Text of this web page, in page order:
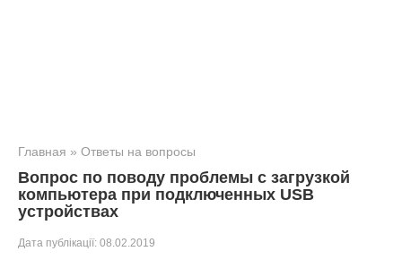
Главная » Ответы на вопросы
Вопрос по поводу проблемы с загрузкой
компьютера при подключенных USB
устройствах
Дата публікації: 08.02.2019